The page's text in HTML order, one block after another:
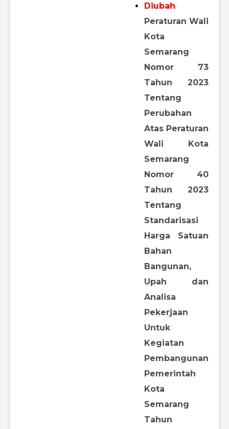
Diubah
Peraturan Wali
Kota
Semarang
Nomor 73
Tahun 2023
Tentang
Perubahan
Atas Peraturan
Wali Kota
Semarang
Nomor 40
Tahun 2023
Tentang
Standarisasi
Harga Satuan
Bahan
Bangunan,
Upah dan
Analisa
Pekerjaan
Untuk
Kegiatan
Pembangunan
Pemerintah
Kota
Semarang
Tahun